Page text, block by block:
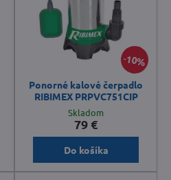
10%
Ponorné kalové čerpadlo
RIBIMEX PRPVC751CIP
Skladom
79 €
Do košíka